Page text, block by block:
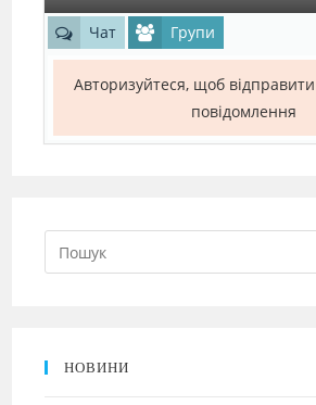
Чат Групи
Авторизуйтеся, щоб
повідомлення
НОВИНИ